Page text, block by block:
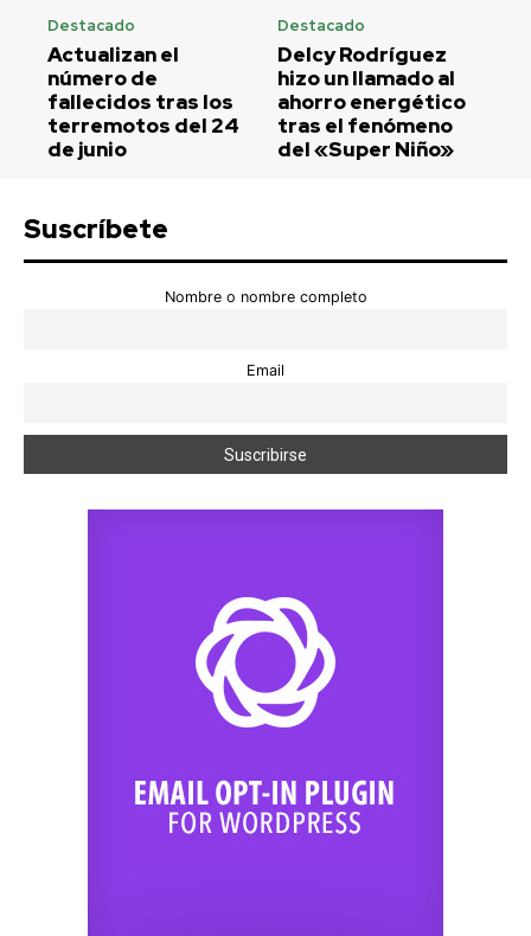
Destacado
Actualizan el
número de
fallecidos tras los
terremotos del 24
de junio
Destacado
Delcy Rodríguez
hizo un llamado al
ahorro energético
tras el fenómeno
del «Super Niño»
Suscríbete
Nombre o nombre completo
Email